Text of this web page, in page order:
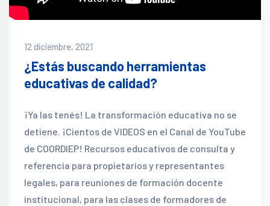
12 diciembre, 2021
¿Estás buscando herramientas
educativas de calidad?
¡Ya las tenés! La transformación educativa no se
detiene. ¡Cientos de VIDEOS en el Canal de YouTube
de COORDIEP! Recursos educativos de consulta y
referencia para propietarios y representantes
legales, para reuniones de formación docente
institucional, para las clases de formadores de